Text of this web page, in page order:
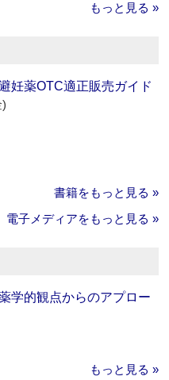
もっと見る »
妊薬OTC適正販売ガイド
書籍をもっと見る »
電子メディアをもっと見る »
学的観点からのアプロー
もっと見る »